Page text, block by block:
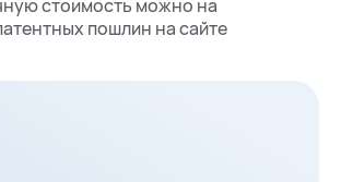
стоимость можно на
пошлин на сайте